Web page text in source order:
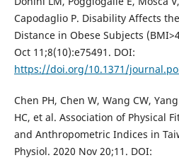
Capodaglio P. Disability Affects
Distance in Obese Subjects
Oct 11;8(10):e75491. DOI:
https://doi.org/10.1371/
Chen PH, Chen W, Wang CW,
HC, et al. Association of Physical
and Anthropometric Indices in
Physiol. 2020 Nov 20;11. DOI: